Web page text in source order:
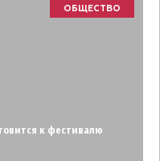
ОБЩЕСТВО
к фестивалю